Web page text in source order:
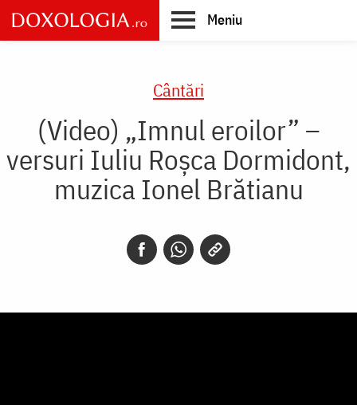
Skip
to
main
Meniu
Cântări
(Video) „Imnul eroilor” –
versuri Iuliu Roșca Dormidont,
muzica Ionel Brătianu